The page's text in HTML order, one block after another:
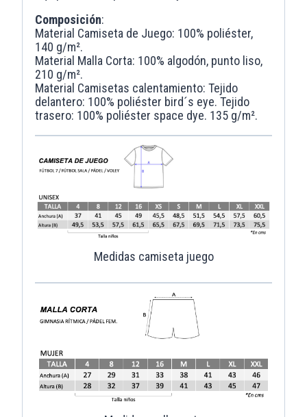
Composición:
Material Camiseta de Juego: 100% poliéster,
140 g/m².
Material Malla Corta: 100% algodón, punto liso,
210 g/m².
Material Camisetas calentamiento: Tejido
delantero: 100% poliéster bird´s eye. Tejido
trasero: 100% poliéster space dye. 135 g/m².
Medidas camiseta juego